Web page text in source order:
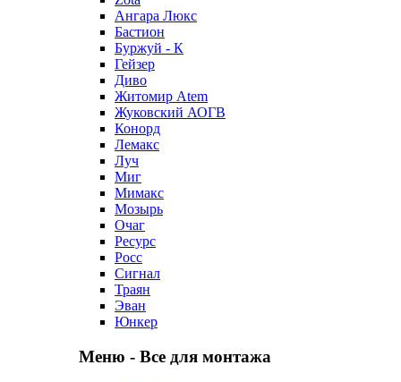
Ангара Люкс
Бастион
Буржуй - К
Гейзер
Диво
Житомир Аtem
Жуковский АОГВ
Конорд
Лемакс
Луч
Миг
Мимакс
Мозырь
Очаг
Ресурс
Росс
Сигнал
Траян
Эван
Юнкер
Меню - Все для монтажа